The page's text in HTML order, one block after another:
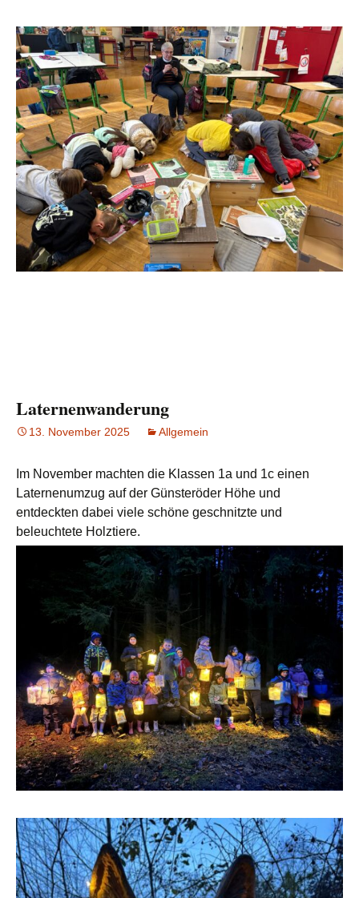
Laternenwanderung
13. November 2025 Allgemein
Im November machten die Klassen 1a und 1c einen
Laternenumzug auf der Günsteröder Höhe und
entdeckten dabei viele schöne geschnitzte und
beleuchtete Holztiere.